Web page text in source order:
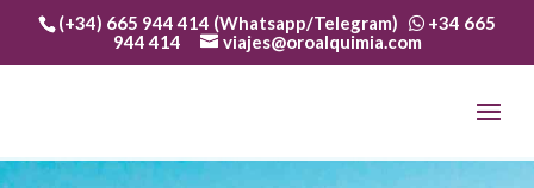
(+34) 665 944 414 (Whatsapp/Telegram)
+34 665
944 414
viajes@oroalquimia.com